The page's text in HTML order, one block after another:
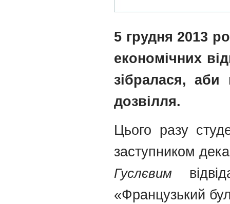
5 грудня 2013
економічних
зібралася,
дозвілля.
Цього разу
заступником
Гуслєвим
«Французький